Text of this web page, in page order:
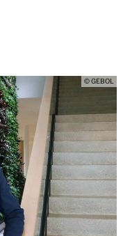
© GEBOL